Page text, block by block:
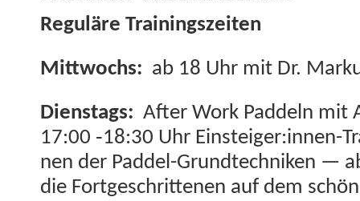
Reg­uläre Trainingszeiten
Mittwochs: ab 18 Uhr mit Dr.
Dien­stags: After Work Pad­deln mit
17:00 ‑18:30 Uhr Einsteiger:innen-
nen der Pad­del-Grundtech­niken —
die Fort­geschrit­te­nen auf dem